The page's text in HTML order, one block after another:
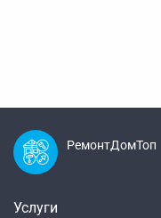
РемонтДомТоп
Услуги